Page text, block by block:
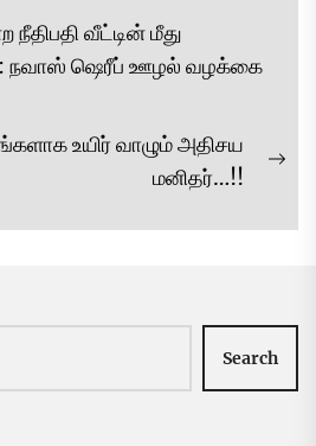
நீதிபதி வீட்டின் மீது
: நவாஸ் ஷெரீப் ஊழல் வழக்கை
உயிர் வாழும் அதிசய
மனிதர்…!!
Search